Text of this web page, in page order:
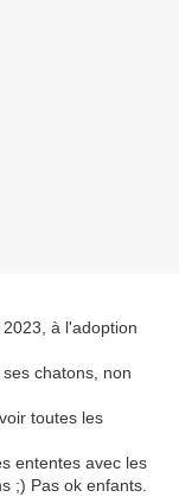
à l'adoption
chatons, non
toutes les
ententes avec les
;) Pas ok enfants.